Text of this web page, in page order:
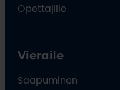
Opettajille
Vieraile
Saapuminen